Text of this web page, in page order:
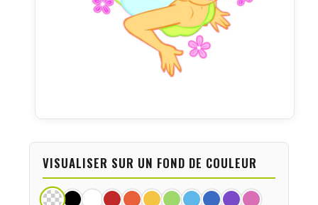
VISUALISER SUR UN FOND DE COULEUR